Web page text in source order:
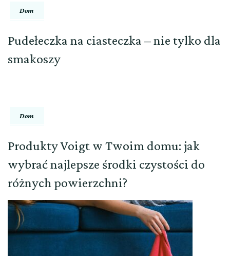
Dom
Pudełeczka na ciasteczka – nie tylko dla
smakoszy
Dom
Produkty Voigt w Twoim domu: jak
wybrać najlepsze środki czystości do
różnych powierzchni?